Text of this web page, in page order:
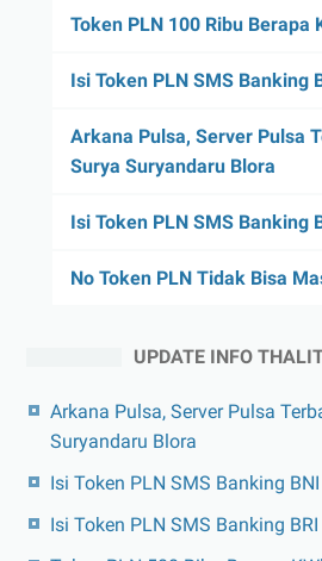
Token PLN 100 Ribu Berapa
Isi Token PLN SMS Banking
Arkana Pulsa, Server Pulsa
Surya Suryandaru Blora
Isi Token PLN SMS Banking
No Token PLN Tidak Bisa
UPDATE INFO
Arkana Pulsa, Server Pulsa
Suryandaru Blora
Isi Token PLN SMS Banking BNI
Isi Token PLN SMS Banking BRI